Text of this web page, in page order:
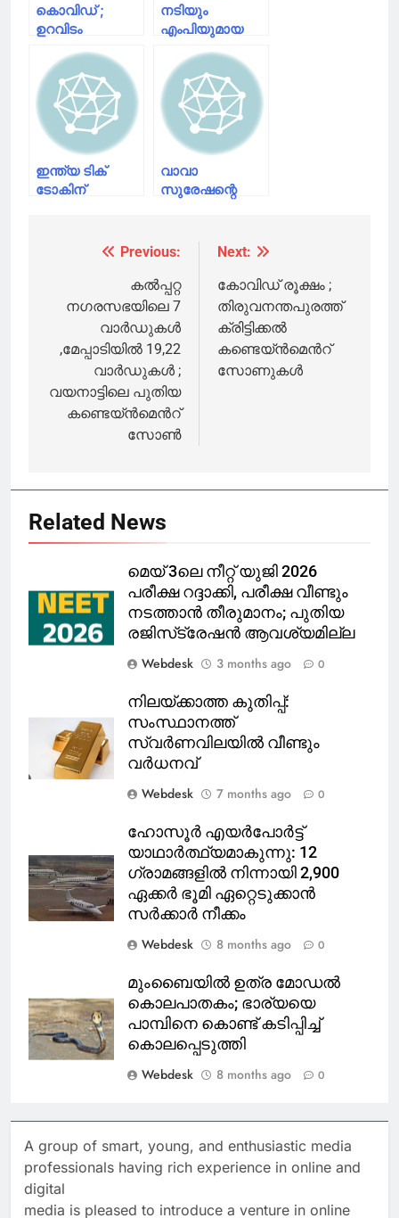
കൊവിഡ് ;
ഉറവിടം
കണ്ടെത്താന്‍
കഴിയാത്ത
രോഗികള്‍
കൂടുതലുള്ള
ജില്ലകളില്‍
അതീവ
ജാഗ്രതാ
നിര്‍ദേശം
നടിയും
എംപിയുമായ
സുമലതക്ക്
കൊവിഡ്
സ്ഥിരീകരിച്ചു
ഇന്ത്യ ടിക്
ടോകിന്
ചിങ്കാരി ആപ്‌
വാവാ
സുരേഷന്റെ
ഏറ്റെടുത്തു
navigation
Previous:
കൽപ്പറ്റ
നഗരസഭയിലെ 7
വാർഡുകൾ
,മേപ്പാടിയിൽ 19,22
വാർഡുകൾ ;
വയനാട്ടിലെ പുതിയ
കണ്ടെയ്ൻമെൻറ്
സോൺ
Next:
കോവിഡ് രൂക്ഷം ;
തിരുവനന്തപുരത്ത്
ക്രിട്ടിക്കൽ
കണ്ടെയ്ൻമെൻറ്
സോണുകൾ
Related News
മെയ് 3ലെ നീറ്റ് യുജി 2026
പരീക്ഷ റദ്ദാക്കി, പരീക്ഷ വീണ്ടും
നടത്താൻ തീരുമാനം; പുതിയ
രജിസ്‌ട്രേഷൻ ആവശ്യമില്ല
Webdesk
3 months ago 0
നിലയ്ക്കാത്ത കുതിപ്പ്:
സംസ്ഥാനത്ത്
സ്വർണവിലയിൽ വീണ്ടും
വർധനവ്
Webdesk
7 months ago 0
ഹോസൂർ എയർപോർട്ട്
യാഥാർത്ഥ്യമാകുന്നു: 12
ഗ്രാമങ്ങളിൽ നിന്നായി 2,900
ഏക്കർ ഭൂമി ഏറ്റെടുക്കാൻ
സർക്കാർ നീക്കം
Webdesk
8 months ago 0
മുംബൈയിൽ ഉത്ര മോഡൽ
കൊലപാതകം; ഭാര്യയെ
പാമ്പിനെ കൊണ്ട് കടിപ്പിച്ച്
കൊലപ്പെടുത്തി
Webdesk
8 months ago 0
A group of smart, young, and enthusiastic media
professionals having rich experience in online and
digital
media is pleased to introduce a venture in online